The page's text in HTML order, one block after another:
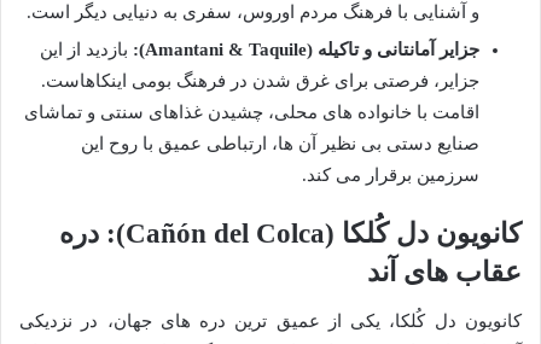
و آشنایی با فرهنگ مردم اوروس، سفری به دنیایی دیگر است.
جزایر آمانتانی و تاکیله (Amantani & Taquile):
بازدید از این
جزایر، فرصتی برای غرق شدن در فرهنگ بومی اینکاهاست.
اقامت با خانواده های محلی، چشیدن غذاهای سنتی و تماشای
صنایع دستی بی نظیر آن ها، ارتباطی عمیق با روح این
سرزمین برقرار می کند.
کانویون دل کُلکا (Cañón del Colca): دره
عقاب های آند
کانویون دل کُلکا، یکی از عمیق ترین دره های جهان، در نزدیکی